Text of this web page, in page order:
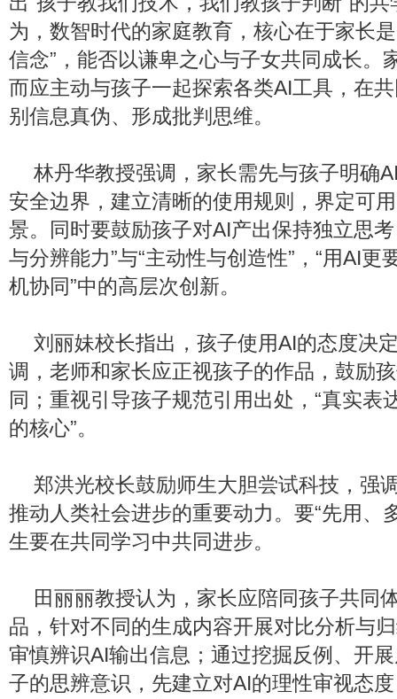
为，数智时代的家庭教育，核心在于家长
信念”，能否以谦卑之心与子女共同成长。
而应主动与孩子一起探索各类AI工具，在
别信息真伪、形成批判思维。
林丹华教授强调，家长需先与孩子明确
安全边界，建立清晰的使用规则，界定可
景。同时要鼓励孩子对AI产出保持独立思
与分辨能力”与“主动性与创造性”，“用AI更
机协同”中的高层次创新。
刘丽妹校长指出，孩子使用AI的态度决
调，老师和家长应正视孩子的作品，鼓励
同；重视引导孩子规范引用出处，“真实表
的核心”。
郑洪光校长鼓励师生大胆尝试科技，强
推动人类社会进步的重要动力。要“先用、
生要在共同学习中共同进步。
田丽丽教授认为，家长应陪同孩子共同
品，针对不同的生成内容开展对比分析与
审慎辨识AI输出信息；通过挖掘反例、开
子的思辨意识，先建立对AI的理性审视态